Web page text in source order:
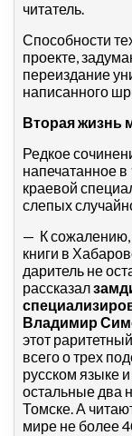
читатель.
Способности
проекте,
переиздание
написанного
Вторая жизнь
Редкое
напечатанное
краевой
слепых
— К сожалению,
книги в
даритель не
рассказал
Владимир
этот
всего о трех
русском языке
остальные два
Томске. А
мире не более